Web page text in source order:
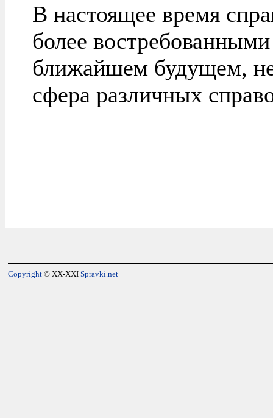
В настоящее время
более
ближайшем будущем,
сфера различных
Copyright © XX-XXI Spravki.net